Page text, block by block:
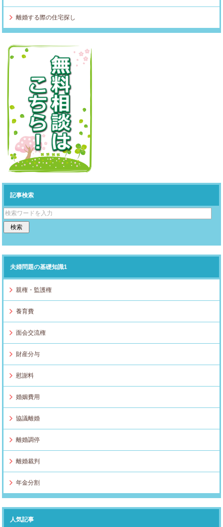
離婚する際の住宅探し
記事検索
夫婦問題の基礎知識1
親権・監護権
養育費
面会交流権
財産分与
慰謝料
婚姻費用
協議離婚
離婚調停
離婚裁判
年金分割
人気記事